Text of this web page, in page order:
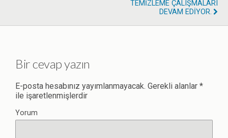
TEMİZLEME ÇALIŞMALARI
DEVAM EDİYOR.
Bir cevap yazın
E-posta hesabınız yayımlanmayacak. Gerekli alanlar *
ile işaretlenmişlerdir
Yorum